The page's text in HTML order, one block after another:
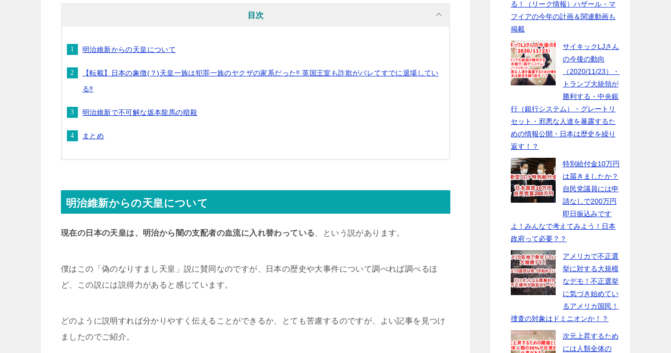
目次
明治維新からの天皇について
【転載】日本の象徴(？)天皇一族は犯罪一族のヤクザの家系だった‼︎ 英国王室も詐欺がバレてすでに退場してい
る‼︎
明治維新で不可解な坂本龍馬の暗殺
まとめ
明治維新からの天皇について
現在の日本の天皇は、明治から闇の支配者の血流に入れ替わっている 、という説があります。
僕はこの「偽のなりすまし天皇」説に賛同なのですが、日本の歴史や大事件について調べれば調べるほ
ど、この説には説得力があると感じています。
どのように説明すれば分かりやすく伝えることができるか、とても苦慮するのですが、よい記事を見つけ
ましたのでご紹介。
る！（リーク情報）ハザール・マ
フイアの今年の計画＆関連動画も
掲載
サイキックLJさん
の今後の動向
（2020/11/23）・
トランプ大統領が
勝利する・中央銀
行（銀行システム）・グレートリ
セット・邪悪な人達を暴露するた
めの情報公開・日本は歴史を繰り
返す！？
特別給付金10万円
は届きましたか？
自民党議員には申
請なしで200万円
即日振込みです
よ！みんなで考えてみよう！日本
政府って必要？？
アメリカで不正選
挙に対する大規模
なデモ！不正選挙
に気づき始めてい
るアメリカ国民！
捜査の対象はドミニオンか！？
次元上昇するため
には人類全体の